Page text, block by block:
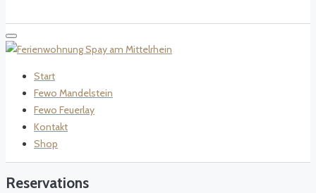
Start
Fewo Mandelstein
Fewo Feuerlay
Kontakt
Shop
Reservations